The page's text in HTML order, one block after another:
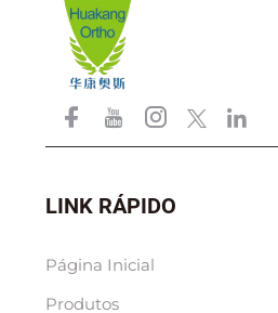
LINK RÁPIDO
Página Inicial
Produtos